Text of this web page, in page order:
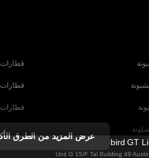
قطارات
قطارات
قطارات
عرض المزيد من الطرق
Firebird GT
Unit G 15/F Tal Building 49